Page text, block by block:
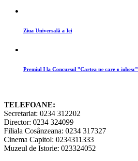
Ziua Universală a Iei
Premiul I la Concursul ”Cartea pe care o iubesc”
TELEFOANE:
Secretariat: 0234 312202
Director: 0234 324099
Filiala Cosânzeana: 0234 317327
Cinema Capitol: 0234311333
Muzeul de Istorie: 023324052